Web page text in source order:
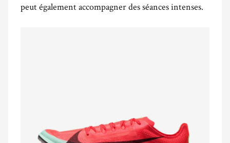
peut également accompagner des séances intenses.